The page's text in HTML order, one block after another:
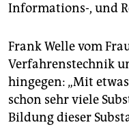
Informations-, und
Frank Welle vom
Verfahrenstechnik
hingegen: „Mit
schon sehr viele
Bildung dieser